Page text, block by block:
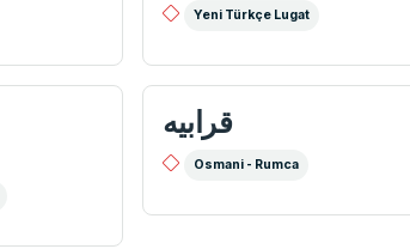
Yeni Türkçe Lugat
قرابيه
Osmani - Rumca